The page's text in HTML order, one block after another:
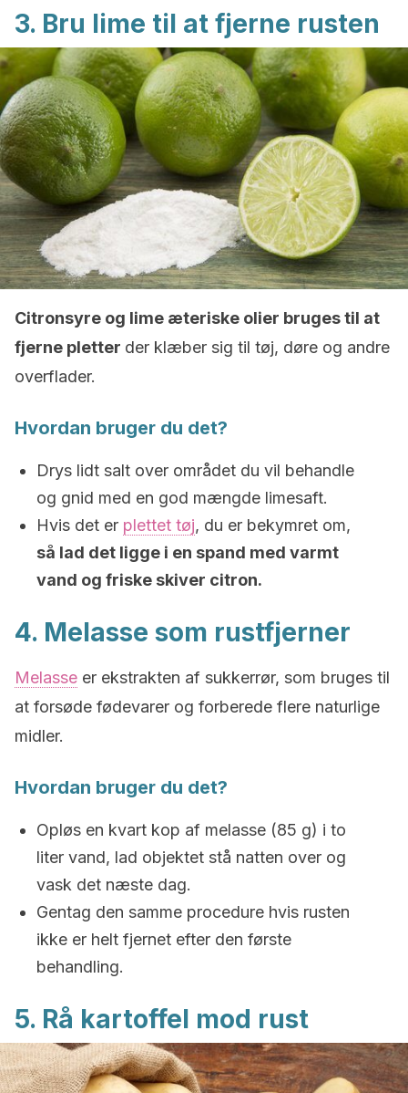
3. Bru lime til at fjerne rusten
Citronsyre og lime æteriske olier bruges til at
fjerne pletter der klæber sig til tøj, døre og andre
overflader.
Hvordan bruger du det?
Drys lidt salt over området du vil behandle
og gnid med en god mængde limesaft.
Hvis det er plettet tøj, du er bekymret om,
så lad det ligge i en spand med varmt
vand og friske skiver citron.
4. Melasse som rustfjerner
Melasse er ekstrakten af sukkerrør, som bruges til
at forsøde fødevarer og forberede flere naturlige
midler.
Hvordan bruger du det?
Opløs en kvart kop af melasse (85 g) i to
liter vand, lad objektet stå natten over og
vask det næste dag.
Gentag den samme procedure hvis rusten
ikke er helt fjernet efter den første
behandling.
5. Rå kartoffel mod rust